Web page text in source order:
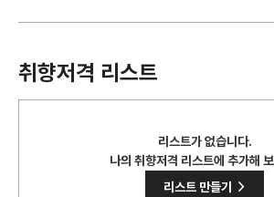
취향저격 리스트
리스트가 없습니다.
나의 취향저격 리스트에 추가해
리스트 만들기
>